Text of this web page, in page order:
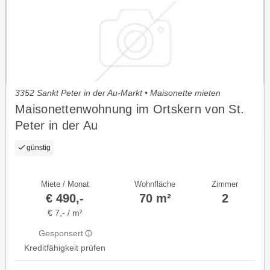
3352 Sankt Peter in der Au-Markt • Maisonette mieten
Maisonettenwohnung im Ortskern von St.
Peter in der Au
günstig
Miete / Monat
€ 490,-
€ 7,- / m²
Gesponsert
Kreditfähigkeit prüfen
Wohnfläche
70 m²
Zimmer
2